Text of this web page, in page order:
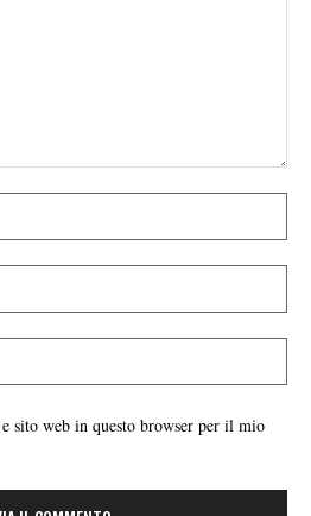
sito web in questo browser per il mio